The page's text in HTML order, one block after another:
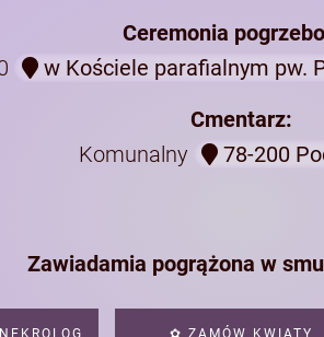
Ceremonia
w Kościele parafialnym pw.
Cmentarz:
Komunalny
78-200
Zawiadamia pogrążona w
✿ ZAMÓW KWIATY